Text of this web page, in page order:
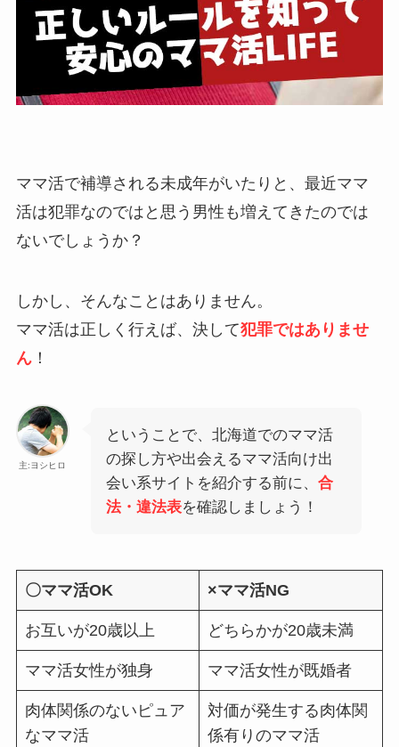
ママ活で補導される未成年がいたりと、最近ママ
活は犯罪なのではと思う男性も増えてきたのでは
ないでしょうか？
しかし、そんなことはありません。
ママ活は正しく行えば、決して犯罪ではありませ
ん！
主:ヨシヒロ
ということで、北海道でのママ活
の探し方や出会えるママ活向け出
会い系サイトを紹介する前に、 合
法・違法表を確認しましょう！
〇ママ活OK ×ママ活NG
お互いが20歳以上 どちらかが20歳未満
ママ活女性が独身 ママ活女性が既婚者
肉体関係のないピュア
なママ活
対価が発生する肉体関
係有りのママ活